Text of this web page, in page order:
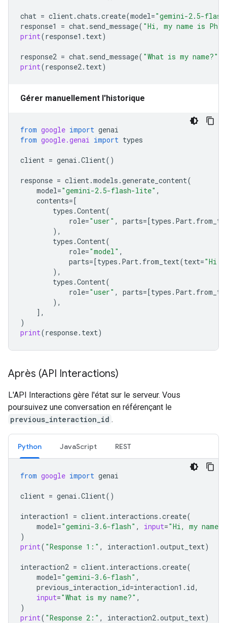
chat = client.chats .create(model="gemini-2.5-
response1
= chat. send_message( "Hi, my name is
print(response1 . text)
response2 = chat. send_message( "What is my name?"
print(response2. text)
Gérer manuellement l'historique
from google import genai
from google.genai import types
client = genai .Client()
response = client.models .generate_content(
model="gemini-2.5-flash-lite" ,
contents=[
types .Content(
role="user" , parts=[types . Part.
),
types .Content(
role="model" ,
parts=[types . Part. from_text(text="Hi
),
types .Content(
role="user" , parts=[types . Part.
),
],
)
print(response. text)
Après (API Interactions)
L'API Interactions gère l'état sur le serveur. Vous
poursuivez une conversation en référençant le
previous_interaction_id .
Python JavaScript REST
from google import genai
client = genai .Client()
interaction1 = client. interactions .create(
model="gemini-3.6-flash" , input="Hi, my
)
print( "Response 1:" , interaction1 .output_text)
interaction2 = client. interactions .create(
model="gemini-3.6-flash" ,
previous_interaction_id=interaction1 . id,
input="What is my name?" ,
)
print( "Response 2:" , interaction2.output_text)